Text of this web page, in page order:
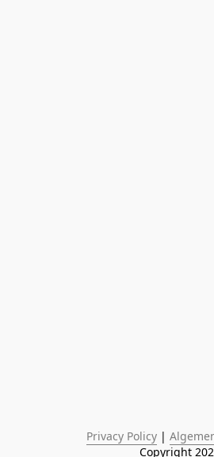
Privacy Policy |
Copyright